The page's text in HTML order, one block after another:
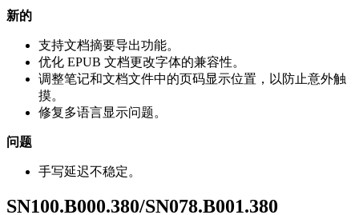
新的
支持文档摘要导出功能。
优化 EPUB 文档更改字体的兼容性。
调整笔记和文档文件中的页码显示位置 ， 以 防止意外触
摸。
修复多语言显示问题。
问题
手写延迟不稳定。
SN100.B000.380/SN078.B001.380